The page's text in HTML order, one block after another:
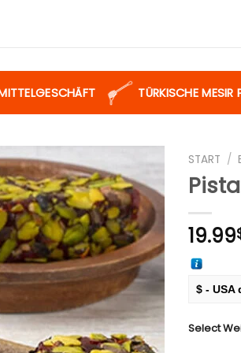
TÜRKISCHE MESIR
Zur
Merkliste
hinzufügen
START /
19.99
$ - USA
Select